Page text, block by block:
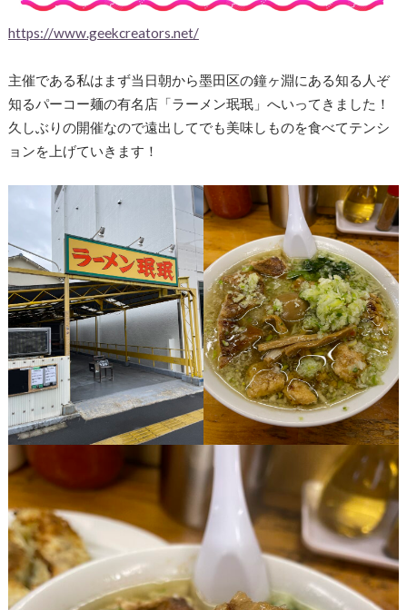
https://www.geekcreators.net/
主催である私はまず当日朝から墨田区の鐘ヶ淵にある知る人ぞ
知るパーコー麺の有名店「ラーメン珉珉」へいってきました！
久しぶりの開催なので遠出してでも美味しものを食べてテンシ
ョンを上げていきます！